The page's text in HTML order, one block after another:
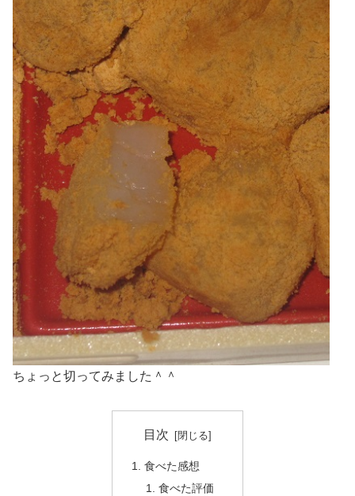
ちょっと切ってみました＾＾
目次
食べた感想
食べた評価